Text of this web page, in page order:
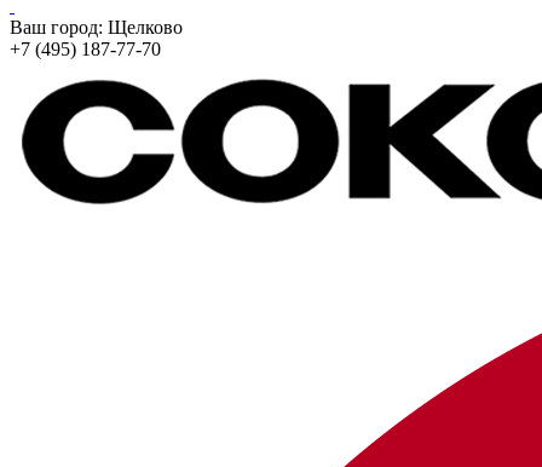
Ваш город: Щелково
+7 (495) 187-77-70